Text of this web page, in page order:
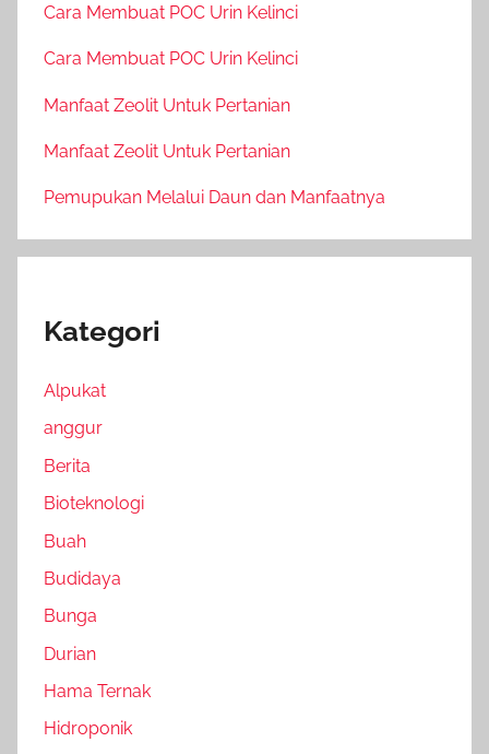
Cara Membuat POC Urin Kelinci
Cara Membuat POC Urin Kelinci
Manfaat Zeolit Untuk Pertanian
Manfaat Zeolit Untuk Pertanian
Pemupukan Melalui Daun dan Manfaatnya
Kategori
Alpukat
anggur
Berita
Bioteknologi
Buah
Budidaya
Bunga
Durian
Hama Ternak
Hidroponik